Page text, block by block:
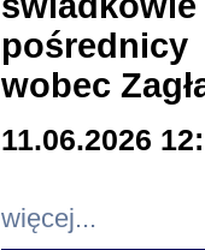
wobec
11.06.2026
więcej...